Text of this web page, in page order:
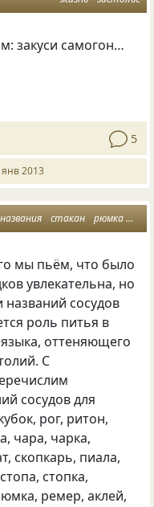
закуси самогон…
5
2013
названия стакан рюмка
мы пьём, что было
увлекательна, но
сосудов
роль питья в
, оттеняющего
С
сосудов для
, рог, ритон,
, чара, чарка,
, скопкарь, пиала,
стопа, стопка,
, ремер, аклей,